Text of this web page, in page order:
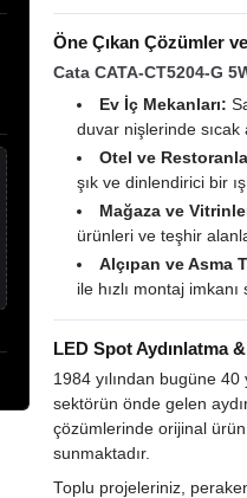
Öne Çıkan Çözümler
Cata CATA-CT5204-G
Ev İç Mekanları:
duvar nişlerinde sıcak
Otel ve
şık ve dinlendirici bir
Mağaza ve
ürünleri ve teşhir
Alçıpan ve Asma
ile hızlı montaj imkanı
LED Spot Aydınlatma
1984 yılından bugüne 40
sektörün önde gelen
çözümlerinde orijinal
sunmaktadır.
Toplu projeleriniz,